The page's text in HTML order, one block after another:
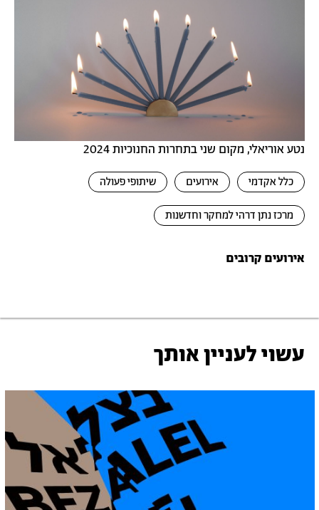
נטע אוריאלי, מקום שני בתחרות החנוכיות 2024
כלל אקדמי אירועים שיתופי פעולה
מרכז נתן דרהי למחקר וחדשנות
אירועים קרובים
עשוי לעניין אותך